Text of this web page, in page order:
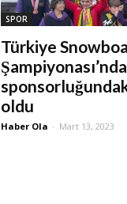
SPOR
Türkiye
oldu
Haber Ola - Mart 13, 2023